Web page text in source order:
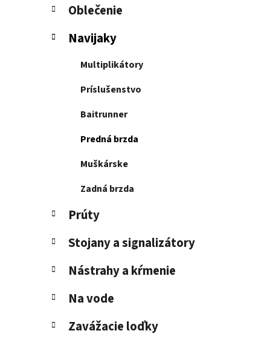
l
Oblečenie
Navijaky
Multiplikátory
Príslušenstvo
Baitrunner
Predná brzda
Muškárske
Zadná brzda
Prúty
Stojany a signalizátory
Nástrahy a kŕmenie
Na vode
Zavážacie loďky